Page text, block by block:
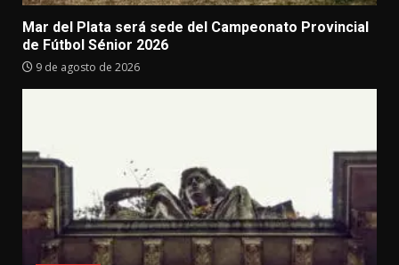
Mar del Plata será sede del Campeonato Provincial
de Fútbol Sénior 2026
9 de agosto de 2026